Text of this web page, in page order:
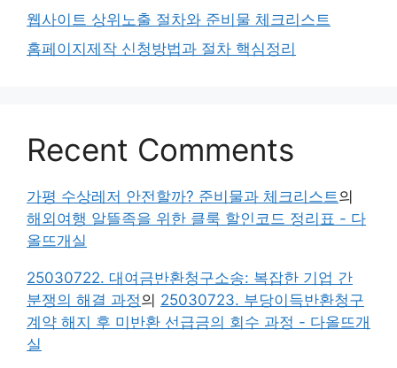
웹사이트 상위노출 절차와 준비물 체크리스트
홈페이지제작 신청방법과 절차 핵심정리
Recent Comments
가평 수상레저 안전할까? 준비물과 체크리스트의
해외여행 알뜰족을 위한 클룩 할인코드 정리표 - 다
올뜨개실
25030722. 대여금반환청구소송: 복잡한 기업 간
분쟁의 해결 과정의 25030723. 부당이득반환청구
계약 해지 후 미반환 선급금의 회수 과정 - 다올뜨개
실